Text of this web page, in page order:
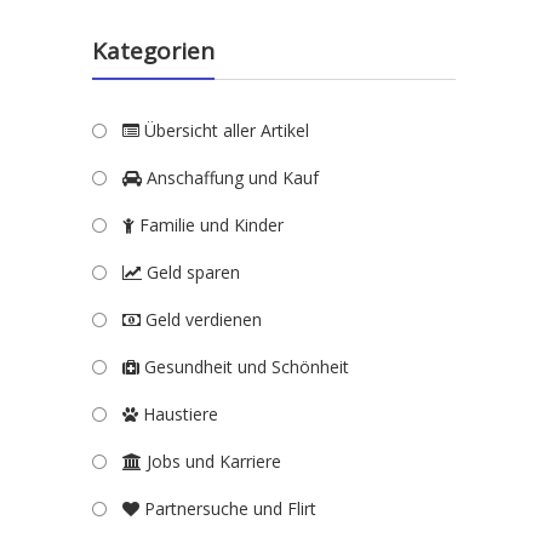
Kategorien
Übersicht aller Artikel
Anschaffung und Kauf
Familie und Kinder
Geld sparen
Geld verdienen
Gesundheit und Schönheit
Haustiere
Jobs und Karriere
Partnersuche und Flirt